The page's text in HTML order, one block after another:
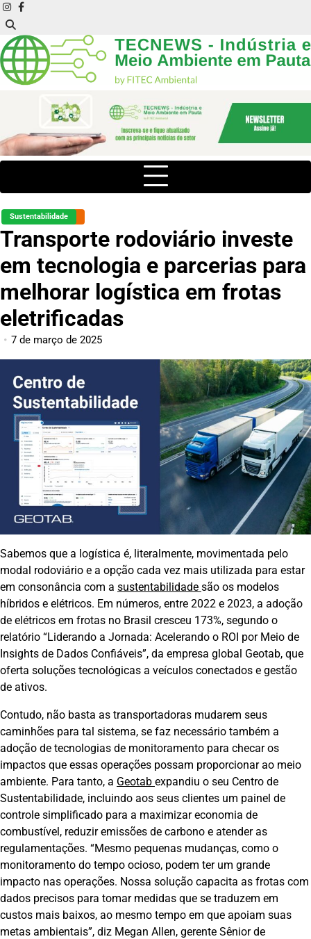
Skip
to
content
instagram
facebook
Sustentabilidade
Transporte rodoviário investe
em tecnologia e parcerias para
melhorar logística em frotas
eletrificadas
7 de março de 2025
Sabemos que a logística é, literalmente, movimentada pelo
modal rodoviário e a opção cada vez mais utilizada para estar
em consonância com a sustentabilidade são os modelos
híbridos e elétricos. Em números, entre 2022 e 2023, a adoção
de elétricos em frotas no Brasil cresceu 173%, segundo o
relatório “Liderando a Jornada: Acelerando o ROI por Meio de
Insights de Dados Confiáveis”, da empresa global Geotab, que
oferta soluções tecnológicas a veículos conectados e gestão
de ativos.
Contudo, não basta as transportadoras mudarem seus
caminhões para tal sistema, se faz necessário também a
adoção de tecnologias de monitoramento para checar os
impactos que essas operações possam proporcionar ao meio
ambiente. Para tanto, a Geotab expandiu o seu Centro de
Sustentabilidade, incluindo aos seus clientes um painel de
controle simplificado para a maximizar economia de
combustível, reduzir emissões de carbono e atender as
regulamentações. “Mesmo pequenas mudanças, como o
monitoramento do tempo ocioso, podem ter um grande
impacto nas operações. Nossa solução capacita as frotas com
dados precisos para tomar medidas que se traduzem em
custos mais baixos, ao mesmo tempo em que apoiam suas
metas ambientais”, diz Megan Allen, gerente Sênior de